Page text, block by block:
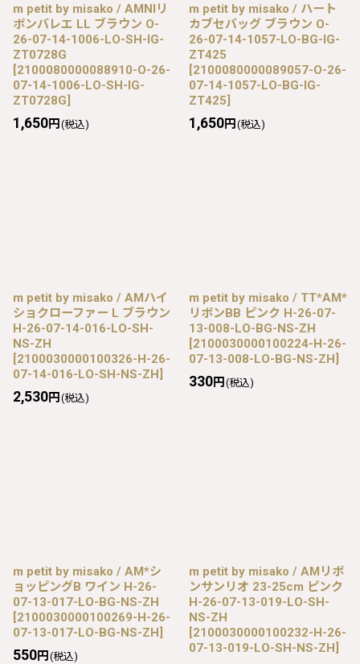
m petit by misako / AMNIリ
ボンバレエ LL ブラウン O-
26-07-14-1006-LO-SH-IG-
ZT0728G
[2100080000088910-O-26-
07-14-1006-LO-SH-IG-
ZT0728G]
1,650円 (税込)
m petit by misako / ハート
カブセバッグ ブラウン O-
26-07-14-1057-LO-BG-IG-
ZT425
[2100080000089057-O-26-
07-14-1057-LO-BG-IG-
ZT425]
1,650円 (税込)
m petit by misako / AMハイ
ショクローファー L ブラウン
H-26-07-14-016-LO-SH-
NS-ZH
[2100030000100326-H-26-
07-14-016-LO-SH-NS-ZH]
2,530円 (税込)
m petit by misako / TT*AM*
リボンBB ピンク H-26-07-
13-008-LO-BG-NS-ZH
[2100030000100224-H-26-
07-13-008-LO-BG-NS-ZH]
330円 (税込)
m petit by misako / AM*シ
ョッピングB ワイン H-26-
07-13-017-LO-BG-NS-ZH
[2100030000100269-H-26-
07-13-017-LO-BG-NS-ZH]
550円 (税込)
m petit by misako / AMリボ
ンサンリオ 23-25cm ピンク
H-26-07-13-019-LO-SH-
NS-ZH
[2100030000100232-H-26-
07-13-019-LO-SH-NS-ZH]